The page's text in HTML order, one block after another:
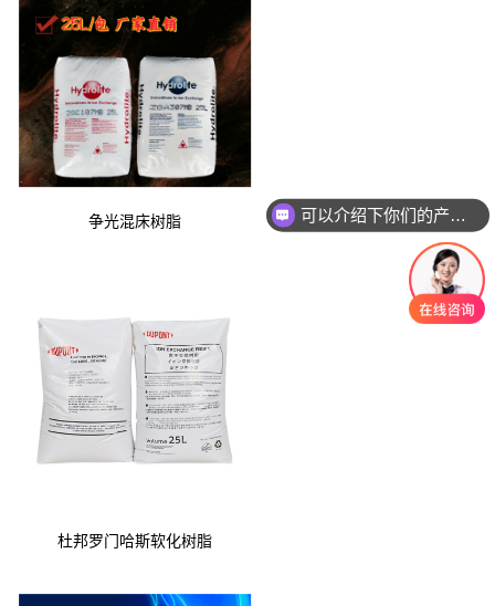
争光混床树脂
杜邦罗门哈斯软化树脂
可以介绍下你们的产品么